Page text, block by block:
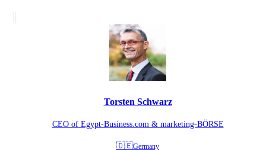
Torsten Schwarz
CEO of Egypt-Business.com & marketing-BÖRSE
🇩🇪Germany